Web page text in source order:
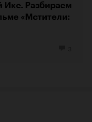
Икс. Разбираем
«Мстители: